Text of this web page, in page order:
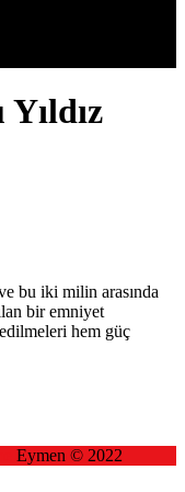
bu iki milin arasında
bir emniyet
hem güç
Eymen © 2022